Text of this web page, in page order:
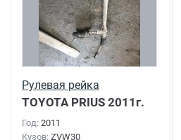
Рулевая рейка
TOYOTA PRIUS 2011г.
Год: 2011
Кузов: ZVW30